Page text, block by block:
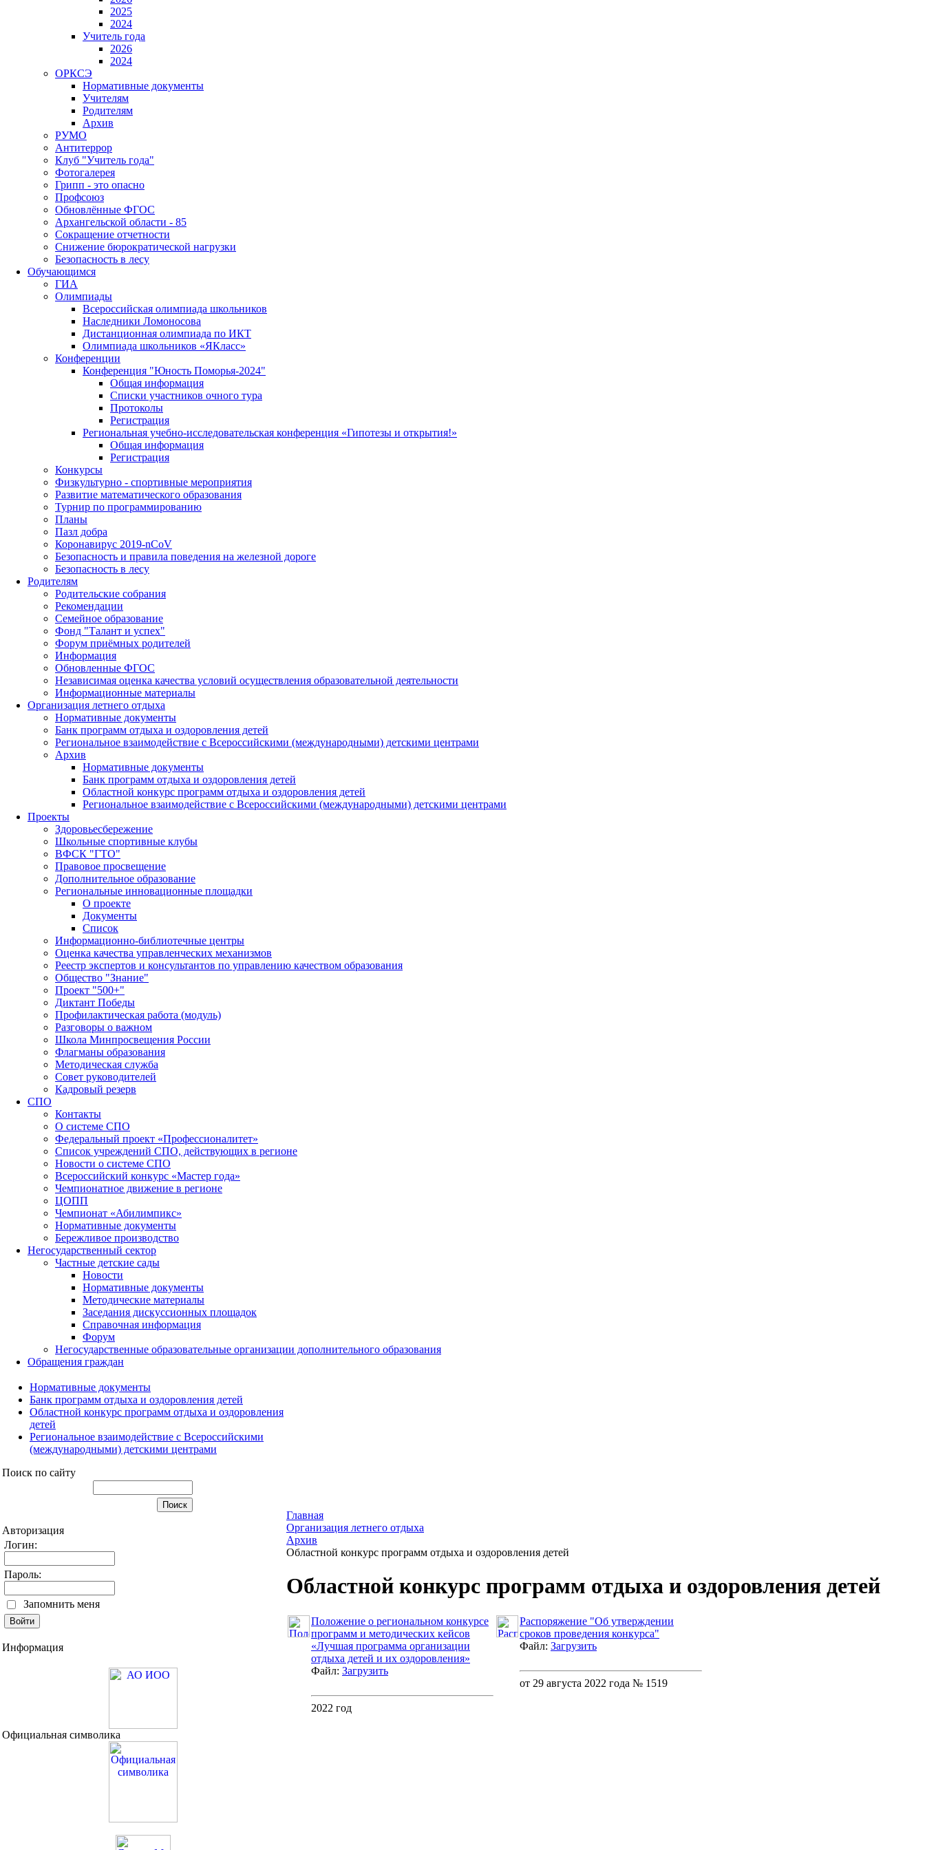
2025
2024
Учитель года
2026
2024
ОРКСЭ
Нормативные документы
Учителям
Родителям
Архив
РУМО
Антитеррор
Клуб "Учитель года"
Фотогалерея
Грипп - это опасно
Профсоюз
Обновлённые ФГОС
Архангельской области - 85
Сокращение отчетности
Снижение бюрократической нагрузки
Безопасность в лесу
Обучающимся
ГИА
Олимпиады
Всероссийская олимпиада школьников
Наследники Ломоносова
Дистанционная олимпиада по ИКТ
Олимпиада школьников «ЯКласс»
Конференции
Конференция "Юность Поморья-2024"
Общая информация
Списки участников очного тура
Протоколы
Регистрация
Региональная учебно-исследовательская конференция «Гипотезы и открытия!»
Общая информация
Регистрация
Конкурсы
Физкультурно - спортивные мероприятия
Развитие математического образования
Турнир по программированию
Планы
Пазл добра
Коронавирус 2019-nCoV
Безопасность и правила поведения на железной дороге
Безопасность в лесу
Родителям
Родительские собрания
Рекомендации
Семейное образование
Фонд "Талант и успех"
Форум приёмных родителей
Информация
Обновленные ФГОС
Независимая оценка качества условий осуществления образовательной деятельности
Информационные материалы
Организация летнего отдыха
Нормативные документы
Банк программ отдыха и оздоровления детей
Региональное взаимодействие с Всероссийскими (международными) детскими центрами
Архив
Нормативные документы
Банк программ отдыха и оздоровления детей
Областной конкурс программ отдыха и оздоровления детей
Региональное взаимодействие с Всероссийскими (международными) детскими центрами
Проекты
Здоровьесбережение
Школьные спортивные клубы
ВФСК "ГТО"
Правовое просвещение
Дополнительное образование
Региональные инновационные площадки
О проекте
Документы
Список
Информационно-библиотечные центры
Оценка качества управленческих механизмов
Реестр экспертов и консультантов по управлению качеством образования
Общество "Знание"
Проект "500+"
Диктант Победы
Профилактическая работа (модуль)
Разговоры о важном
Школа Минпросвещения России
Флагманы образования
Методическая служба
Совет руководителей
Кадровый резерв
СПО
Контакты
О системе СПО
Федеральный проект «Профессионалитет»
Список учреждений СПО, действующих в регионе
Новости о системе СПО
Всероссийский конкурс «Мастер года»
Чемпионатное движение в регионе
ЦОПП
Чемпионат «Абилимпикс»
Нормативные документы
Бережливое производство
Негосударственный сектор
Частные детские сады
Новости
Нормативные документы
Методические материалы
Заседания дискуссионных площадок
Справочная информация
Форум
Негосударственные образовательные организации дополнительного образования
Обращения граждан
Нормативные документы
Банк программ отдыха и оздоровления детей
Областной конкурс программ отдыха и оздоровления
детей
Региональное взаимодействие с Всероссийскими
(международными) детскими центрами
Поиск по сайту
Авторизация
Логин:
Пароль:
Запомнить меня
Информация
Официальная символика
Главная
Организация летнего отдыха
Архив
Областной конкурс программ отдыха и оздоровления детей
Областной конкурс программ отдыха и оздоровления детей
Положение о региональном конкурсе
программ и методических кейсов
«Лучшая программа организации
отдыха детей и их оздоровления»
Файл: Загрузить
2022 год
Распоряжение "Об утверждении
сроков проведения конкурса"
Файл: Загрузить
от 29 августа 2022 года № 1519